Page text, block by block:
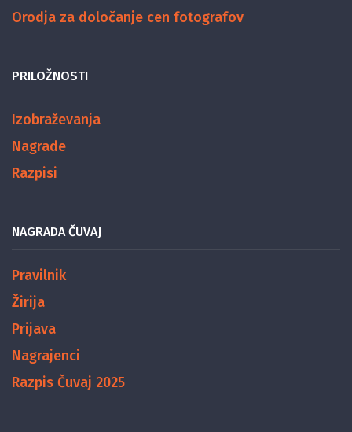
Orodja za določanje cen fotografov
PRILOŽNOSTI
Izobraževanja
Nagrade
Razpisi
NAGRADA ČUVAJ
Pravilnik
Žirija
Prijava
Nagrajenci
Razpis Čuvaj 2025